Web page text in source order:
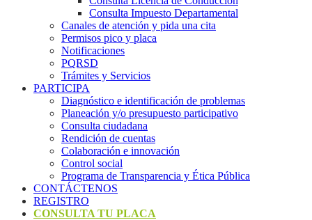
Consulta Impuesto Departamental
Canales de atención y pida una cita
Permisos pico y placa
Notificaciones
PQRSD
Trámites y Servicios
PARTICIPA
Diagnóstico e identificación de problemas
Planeación y/o presupuesto participativo​
Consulta ciudadana
Rendición de cuentas
Colaboración e innovación
Control social
Programa de Transparencia y Ética Pública
CONTÁCTENOS
REGISTRO
CONSULTA TU PLACA